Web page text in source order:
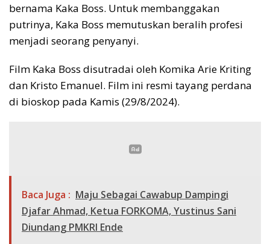
bernama Kaka Boss. Untuk membanggakan
putrinya, Kaka Boss memutuskan beralih profesi
menjadi seorang penyanyi.
Film Kaka Boss disutradai oleh Komika Arie Kriting
dan Kristo Emanuel. Film ini resmi tayang perdana
di bioskop pada Kamis (29/8/2024).
Baca Juga : Maju Sebagai Cawabup Dampingi
Djafar Ahmad, Ketua FORKOMA, Yustinus Sani
Diundang PMKRI Ende